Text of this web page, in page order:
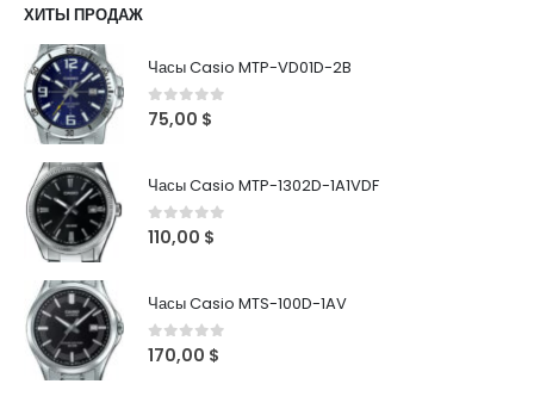
ХИТЫ ПРОДАЖ
Часы Casio MTP-VD01D-2B
0out of 5
75,00 $
Часы Casio MTP-1302D-1A1VDF
0out of 5
110,00 $
Часы Casio MTS-100D-1AV
0out of 5
170,00 $